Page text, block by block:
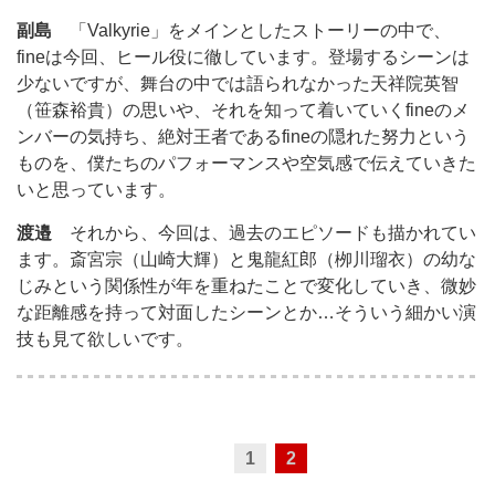
副島 「Valkyrie」をメインとしたストーリーの中で、
fineは今回、ヒール役に徹しています。登場するシーンは
少ないですが、舞台の中では語られなかった天祥院英智
（笹森裕貴）の思いや、それを知って着いていくfineのメ
ンバーの気持ち、絶対王者であるfineの隠れた努力という
ものを、僕たちのパフォーマンスや空気感で伝えていきた
いと思っています。
渡邉 それから、今回は、過去のエピソードも描かれてい
ます。斎宮宗（山崎大輝）と鬼龍紅郎（栁川瑠衣）の幼な
じみという関係性が年を重ねたことで変化していき、微妙
な距離感を持って対面したシーンとか…そういう細かい演
技も見て欲しいです。
1 2